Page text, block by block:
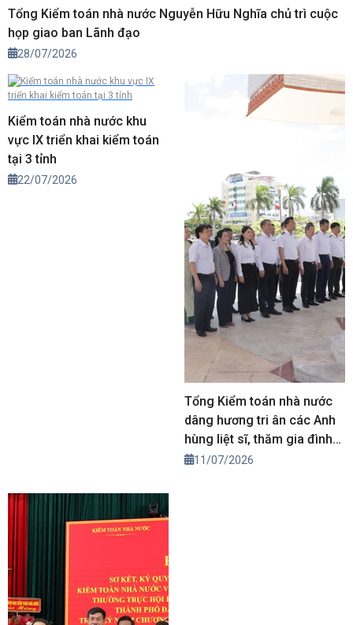
Tổng Kiểm toán nhà nước Nguyễn Hữu Nghĩa chủ trì cuộc
họp giao ban Lãnh đạo
28/07/2026
Kiểm toán nhà nước khu
vực IX triển khai kiểm toán
tại 3 tỉnh
22/07/2026
Tổng Kiểm toán nhà nước
dâng hương tri ân các Anh
hùng liệt sĩ, thăm gia đình
chính sách tại Đà Nẵng
11/07/2026